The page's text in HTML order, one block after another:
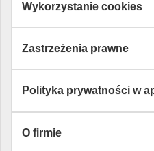
Wykorzystanie cookies
Zastrzeżenia prawne
Polityka prywatności w
O firmie